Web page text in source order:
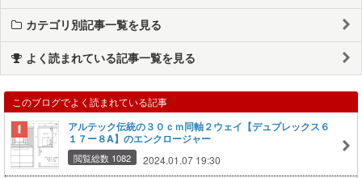
カテゴリ別記事一覧を見る
よく読まれている記事一覧を見る
このブログでよく読まれている記事
アルテック伝統の３０ｃｍ同軸２ウェイ【デュプレックス６
１７ー８A】のエンクロージャー
閲覧総数 1082 2024.01.07 19:30